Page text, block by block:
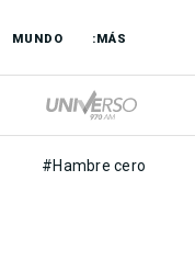
MUNDO :MÁS
#Hambre cero